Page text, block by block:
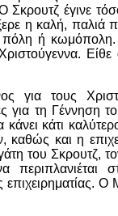
Σκρουτζ έγινε
η καλή, παλιά
ή κωμόπολη.
Είθε
για τους
για τη Γέννηση
κάτι
καθώς και η
του Σκρουτζ,
Ο